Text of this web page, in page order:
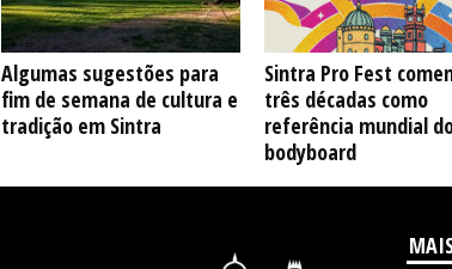
Algumas sugestões para
fim de semana de cultura e
tradição em Sintra
Sintra Pro Fest
três décadas como
referência mundial
bodyboard